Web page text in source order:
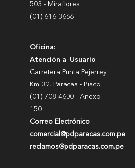
503 - Miraflores
(01) 616 3666
Oficina:
Atención al Usuario
Carretera Punta Pejerrey
Km 39, Paracas - Pisco
(01) 708 4600 - Anexo
150
Correo Electrónico
comercial@pdparacas.com.pe
reclamos@pdparacas.com.pe